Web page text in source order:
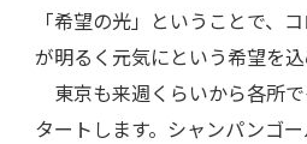
「希望の光」ということで、
が明るく元気にという希望を込
東京も来週くらいから各所
タートします。シャンパンゴ